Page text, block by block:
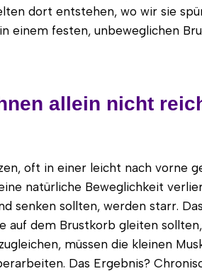
dort entstehen, wo wir sie
einem festen, unbeweglichen
allein nicht
oft in einer leicht nach vorne
natürliche Beweglichkeit
senken sollten, werden starr.
auf dem Brustkorb gleiten
müssen die kleinen
Das Ergebnis?